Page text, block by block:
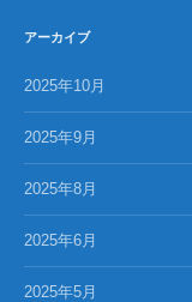
アーカイブ
2025年10月
2025年9月
2025年8月
2025年6月
2025年5月